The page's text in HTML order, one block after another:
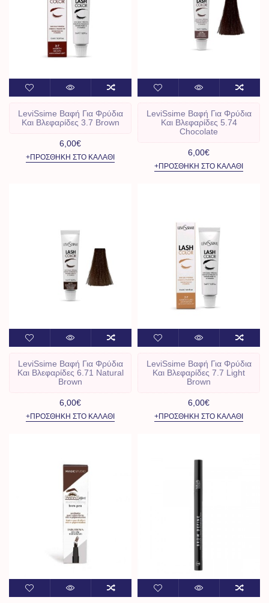
LeviSsime Βαφή Για Φρύδια
Και Βλεφαρίδες 3.7 Brown
6,00€
+ΠΡΟΣΘΉΚΗ ΣΤΟ ΚΑΛΆΘΙ
LeviSsime Βαφή Για Φρύδια
Και Βλεφαρίδες 5.74
Chocolate
6,00€
+ΠΡΟΣΘΉΚΗ ΣΤΟ ΚΑΛΆΘΙ
LeviSsime Βαφή Για Φρύδια
Και Βλεφαρίδες 6.71 Natural
Brown
6,00€
+ΠΡΟΣΘΉΚΗ ΣΤΟ ΚΑΛΆΘΙ
LeviSsime Βαφή Για Φρύδια
Και Βλεφαρίδες 7.7 Light
Brown
6,00€
+ΠΡΟΣΘΉΚΗ ΣΤΟ ΚΑΛΆΘΙ